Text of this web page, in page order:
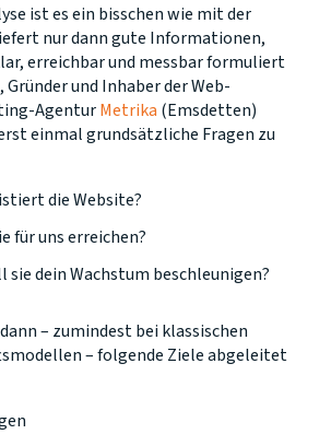
ist es ein bisschen wie mit der
nur dann gute Informationen,
erreichbar und messbar formuliert
Gründer und Inhaber der Web-
AgenturMetrika (Emsdetten)
einmal grundsätzliche Fragen zu
die Website?
für uns erreichen?
sie dein Wachstum beschleunigen?
– zumindest bei klassischen
– folgende Ziele abgeleitet